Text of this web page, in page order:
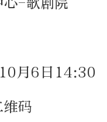
月6日14:30
维码